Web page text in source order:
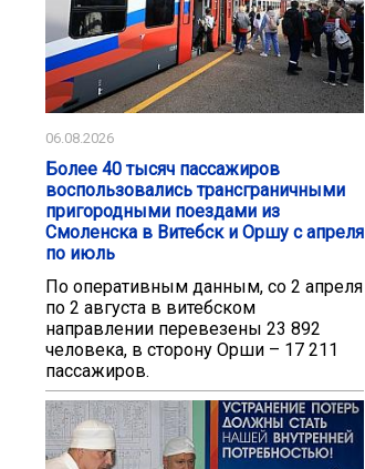
06.08.2026
Более 40 тысяч пассажиров
воспользовались трансграничными
пригородными поездами из
Смоленска в Витебск и Оршу с апреля
по июль
По оперативным данным, со 2 апреля
по 2 августа в витебском
направлении перевезены 23 892
человека, в сторону Орши – 17 211
пассажиров.